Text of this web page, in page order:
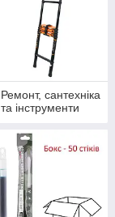
Ремонт, сантехніка
та інструменти